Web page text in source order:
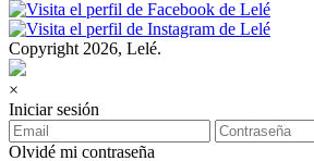
Copyright 2026, Lelé.
×
Iniciar sesión
Olvidé mi contraseña